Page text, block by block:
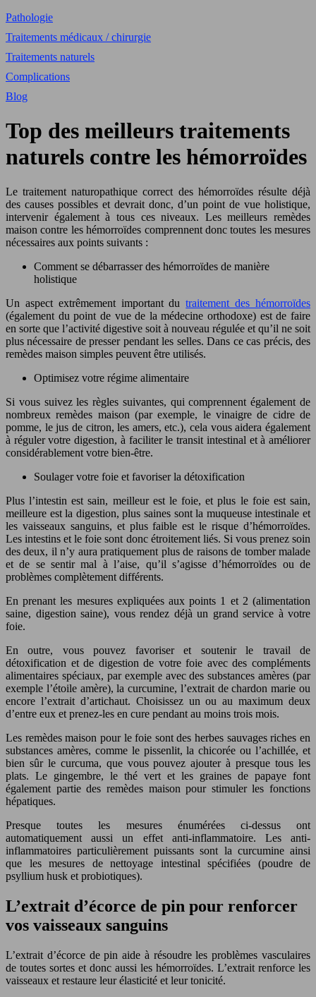
Pathologie
Traitements médicaux / chirurgie
Traitements naturels
Complications
Blog
Top des meilleurs traitements
naturels contre les hémorroïdes
Le traitement naturopathique correct des hémorroïdes résulte déjà
des causes possibles et devrait donc, d’un point de vue holistique,
intervenir également à tous ces niveaux. Les meilleurs remèdes
maison contre les hémorroïdes comprennent donc toutes les mesures
nécessaires aux points suivants :
Comment se débarrasser des hémorroïdes de manière
holistique
Un aspect extrêmement important dutraitement des hémorroïdes
(également du point de vue de la médecine orthodoxe) est de faire
en sorte que l’activité digestive soit à nouveau régulée et qu’il ne soit
plus nécessaire de presser pendant les selles. Dans ce cas précis, des
remèdes maison simples peuvent être utilisés.
Optimisez votre régime alimentaire
Si vous suivez les règles suivantes, qui comprennent également de
nombreux remèdes maison (par exemple, le vinaigre de cidre de
pomme, le jus de citron, les amers, etc.), cela vous aidera également
à réguler votre digestion, à faciliter le transit intestinal et à améliorer
considérablement votre bien-être.
Soulager votre foie et favoriser la détoxification
Plus l’intestin est sain, meilleur est le foie, et plus le foie est sain,
meilleure est la digestion, plus saines sont la muqueuse intestinale et
les vaisseaux sanguins, et plus faible est le risque d’hémorroïdes.
Les intestins et le foie sont donc étroitement liés. Si vous prenez soin
des deux, il n’y aura pratiquement plus de raisons de tomber malade
et de se sentir mal à l’aise, qu’il s’agisse d’hémorroïdes ou de
problèmes complètement différents.
En prenant les mesures expliquées aux points 1 et 2 (alimentation
saine, digestion saine), vous rendez déjà un grand service à votre
foie.
En outre, vous pouvez favoriser et soutenir le travail de
détoxification et de digestion de votre foie avec des compléments
alimentaires spéciaux, par exemple avec des substances amères (par
exemple l’étoile amère), la curcumine, l’extrait de chardon marie ou
encore l’extrait d’artichaut. Choisissez un ou au maximum deux
d’entre eux et prenez-les en cure pendant au moins trois mois.
Les remèdes maison pour le foie sont des herbes sauvages riches en
substances amères, comme le pissenlit, la chicorée ou l’achillée, et
bien sûr le curcuma, que vous pouvez ajouter à presque tous les
plats. Le gingembre, le thé vert et les graines de papaye font
également partie des remèdes maison pour stimuler les fonctions
hépatiques.
Presque toutes les mesures énumérées ci-dessus ont
automatiquement aussi un effet anti-inflammatoire. Les anti-
inflammatoires particulièrement puissants sont la curcumine ainsi
que les mesures de nettoyage intestinal spécifiées (poudre de
psyllium husk et probiotiques).
L’extrait d’écorce de pin pour renforcer
vos vaisseaux sanguins
L’extrait d’écorce de pin aide à résoudre les problèmes vasculaires
de toutes sortes et donc aussi les hémorroïdes. L’extrait renforce les
vaisseaux et restaure leur élasticité et leur tonicité.